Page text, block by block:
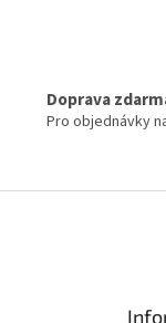
Doprava
Pro objednávky